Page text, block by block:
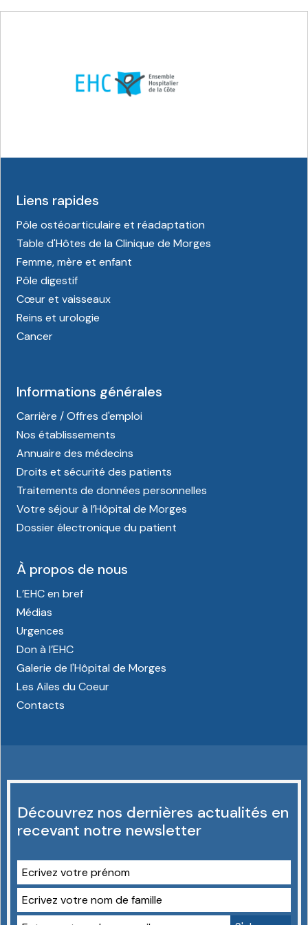
Liens rapides
Pôle ostéoarticulaire et réadaptation
Table d'Hôtes de la Clinique de Morges
Femme, mère et enfant
Pôle digestif
Cœur et vaisseaux
Reins et urologie
Cancer
Informations générales
Carrière / Offres d'emploi
Nos établissements
Annuaire des médecins
Droits et sécurité des patients
Traitements de données personnelles
Votre séjour à l’Hôpital de Morges
Dossier électronique du patient
À propos de nous
L’EHC en bref
Médias
Urgences
Don à l’EHC
Galerie de l'Hôpital de Morges
Les Ailes du Coeur
Contacts
Découvrez nos dernières actualités en
recevant notre newsletter